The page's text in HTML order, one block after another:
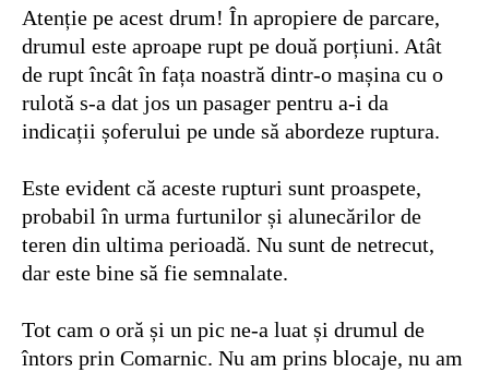
Atenție pe acest drum! În apropiere de parcare,
drumul este aproape rupt pe două porțiuni. Atât
de rupt încât în fața noastră dintr-o mașina cu o
rulotă s-a dat jos un pasager pentru a-i da
indicații șoferului pe unde să abordeze ruptura.
Este evident că aceste rupturi sunt proaspete,
probabil în urma furtunilor și alunecărilor de
teren din ultima perioadă. Nu sunt de netrecut,
dar este bine să fie semnalate.
Tot cam o oră și un pic ne-a luat și drumul de
întors prin Comarnic. Nu am prins blocaje, nu am